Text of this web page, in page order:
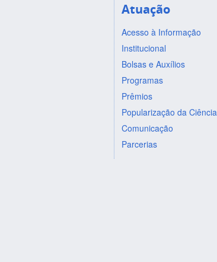
Atuação
Acesso à Informação
Institucional
Bolsas e Auxílios
Programas
Prêmios
Popularização da Ciência
Comunicação
Parcerias